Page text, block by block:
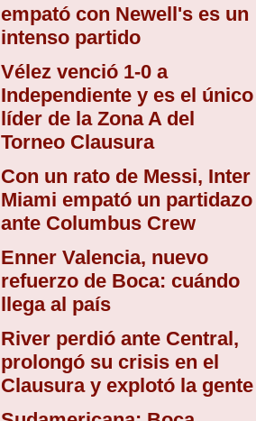
empató con Newell's es un
intenso partido
Vélez venció 1-0 a
Independiente y es el único
líder de la Zona A del
Torneo Clausura
Con un rato de Messi, Inter
Miami empató un partidazo
ante Columbus Crew
Enner Valencia, nuevo
refuerzo de Boca: cuándo
llega al país
River perdió ante Central,
prolongó su crisis en el
Clausura y explotó la gente